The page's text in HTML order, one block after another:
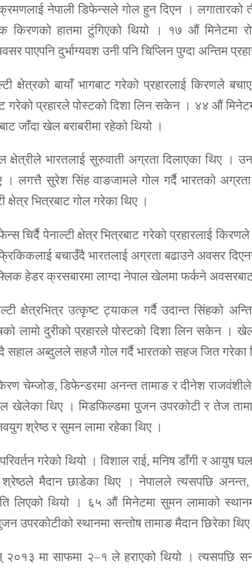
नेपाली डिफेन्सले गोल हुन दिएन । लगातारको
किरणको हातमा टुंगिएको थियो । १७ औं मिनेटमा
पाएपनि दुर्भाग्यवश उनी पनि चिप्लिन पुग्दा अन्तिम
क्षेत्रको बायाँ भागबाट गरेको प्रहारलाई किरणले
गरेको प्रहारले पोस्टको दिशा लिन सकेन । ४४ औं
जाँदा खेल बराबरीमा रहेको थियो ।
भारतलाई सुरुवाती अग्रता दिलाएका थिए ।
। लगत्तै सुरेश सिंह वाङजामले गोल गर्दै भारतको
क्षेत्र भित्रबाट गोल गरेका थिए ।
चिर्दै पेनाल्टी क्षेत्र भित्रबाट गरेको प्रहारलाई
बचाउँदै भारतलाई अग्रता बढाउने अवसर
फ्लिक हेडर क्रसबारमा लाग्दा नेपाल खेलमा फर्कने
क्षेत्रभित्र उत्कृष्ट ट्याकल गर्दै उदान्त सिंहको
लामो दुरीको प्रहारले पोस्टको दिशा लिन सकेन ।
सहाल अब्दुलले सहजै गोल गर्दै भारतको सहज जित गरेका
चेम्जोङ, डिफेन्डरमा अनन्त तामाङ र दीनेश
खेलेका थिए । मिडफिल्डमा पुजन उपरकोटी र तेज
श्रेष्ठ र सुमन लामा रहेका थिए ।
गरेको थियो । विशाल राई, मनिष डाँगी र आयुष
मैदान छाडेका थिए । नेपालले त्यसपछि अनन्त,
लिएको थियो । ६५ औं मिनेटमा सुमन लामाको
उपरकोटीको स्थानमा सन्तोष तामाङ मैदान छिरेका थिए
मा साफमा २–१ ले हराएको थियो । त्यसपछि